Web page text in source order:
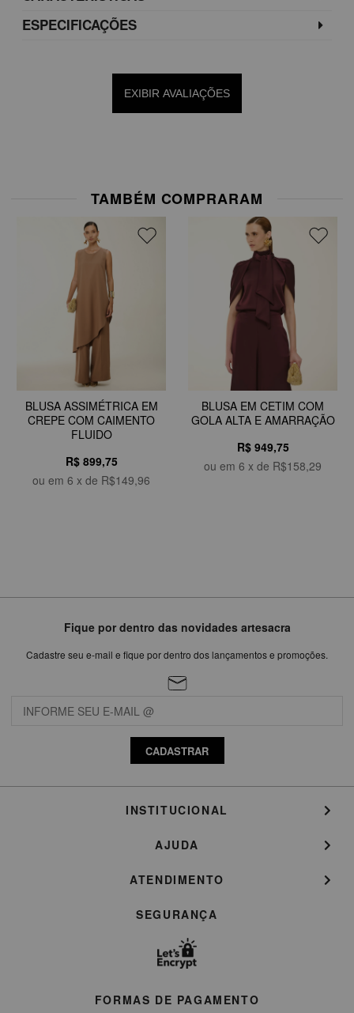
ESPECIFICAÇÕES
EXIBIR AVALIAÇÕES
TAMBÉM COMPRARAM
BLUSA ASSIMÉTRICA EM
CREPE COM CAIMENTO
FLUIDO
R$ 899,75
ou em 6 x de R$149,96
BLUSA EM CETIM COM
GOLA ALTA E AMARRAÇÃO
R$ 949,75
ou em 6 x de R$158,29
Fique por dentro das novidades artesacra
Cadastre seu e-mail e fique por dentro dos lançamentos e promoções.
CADASTRAR
INSTITUCIONAL
AJUDA
ATENDIMENTO
SEGURANÇA
FORMAS DE PAGAMENTO